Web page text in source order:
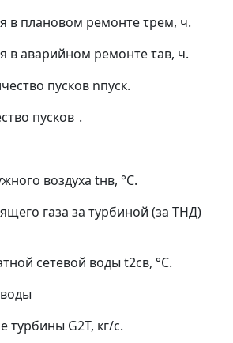
в плановом ремонтеτрем, ч.
в аварийном ремонтеτав, ч.
пусков nпуск.
пусков .
воздуха tнв, °С.
газа за турбиной (за ТНД)
сетевой воды t2св, °С.
турбины G2T, кг/с.